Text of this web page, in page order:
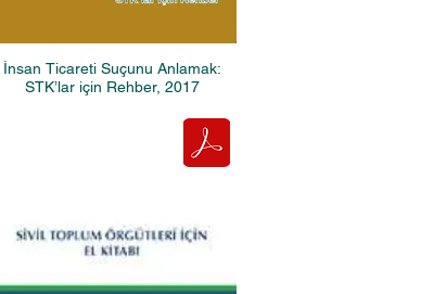
İnsan Ticareti Suçunu Anlamak:
STK’lar için Rehber, 2017